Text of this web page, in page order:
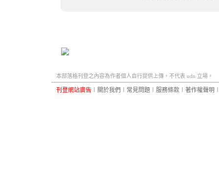
本部落格刊登之內容為作者個人自行提供上傳，不代表 udn 立場。
刊登網站廣告 關於我們 常見問題 服務條款 著作權聲明